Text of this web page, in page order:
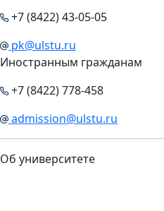
+7 (8422) 43-05-05
pk@ulstu.ru
Иностранным гражданам
+7 (8422) 778-458
admission@ulstu.ru
Об университете